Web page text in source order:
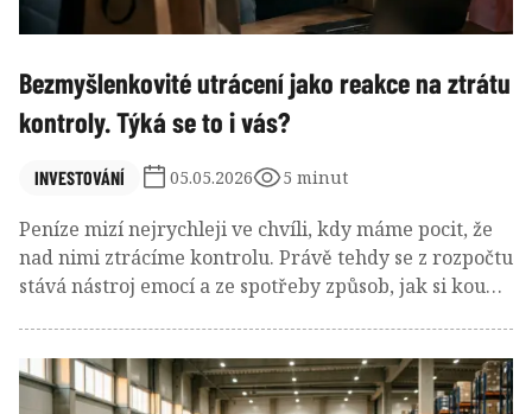
Bezmyšlenkovité utrácení jako reakce na ztrátu
kontroly. Týká se to i vás?
INVESTOVÁNÍ 05.05.2026 5 minut
Peníze mizí nejrychleji ve chvíli, kdy máme pocit, že
nad nimi ztrácíme kontrolu. Právě tehdy se z rozpočtu
stává nástroj emocí a ze spotřeby způsob, jak si koupit
obdobích nejistoty, kdy by naopak dávalo smysl
brzdit.